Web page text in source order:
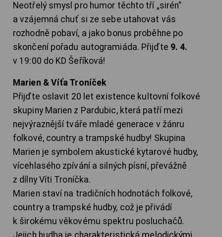
Neotřelý smysl pro humor těchto tří „sirén“
a vzájemná chuť si ze sebe utahovat vás
rozhodně pobaví, a jako bonus proběhne po
skončení pořadu autogramiáda. Přijďte 9. 4.
v 19:00 do KD Šeříková!
Marien & Víťa Troníček
Přijďte oslavit 20 let existence kultovní folkové
skupiny Marien z Pardubic, která patří mezi
nejvýraznější tváře mladé generace v žánru
folkové, country a trampské hudby! Skupina
Marien je symbolem akustické kytarové hudby,
vícehlasého zpívání a silných písní, převážně
z dílny Víti Troníčka.
Marien staví na tradičních hodnotách folkové,
country a trampské hudby, což je přivádí
k širokému věkovému spektru posluchačů.